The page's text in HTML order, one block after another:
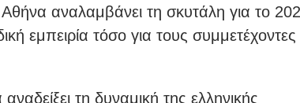
αναλαμβάνει τη σκυτάλη για το
εμπειρία τόσο για τους συμμετέχοντες
τη δυναμική της ελληνικής